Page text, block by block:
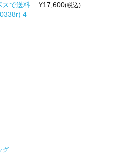
スで送料
4
¥17,600(税込)
グ